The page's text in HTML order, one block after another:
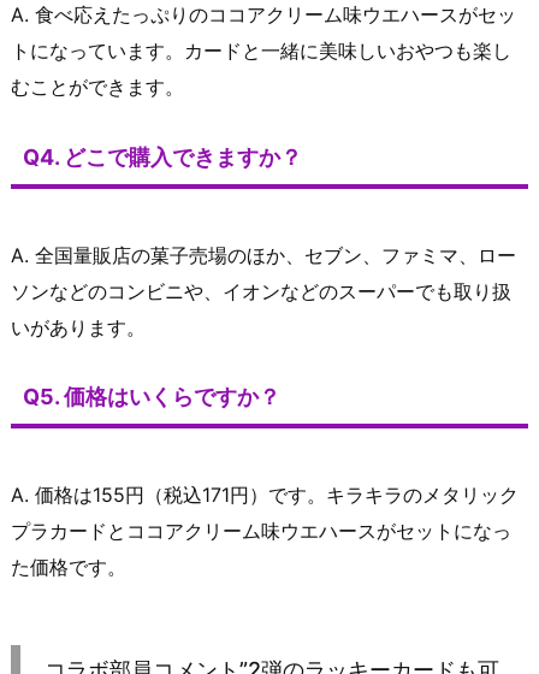
A. 食べ応えたっぷりのココアクリーム味ウエハースがセッ
トになっています。カードと一緒に美味しいおやつも楽し
むことができます。
Q4. どこで購入できますか？
A. 全国量販店の菓子売場のほか、セブン、ファミマ、ロー
ソンなどのコンビニや、イオンなどのスーパーでも取り扱
いがあります。
Q5. 価格はいくらですか？
A. 価格は155円（税込171円）です。キラキラのメタリック
プラカードとココアクリーム味ウエハースがセットになっ
た価格です。